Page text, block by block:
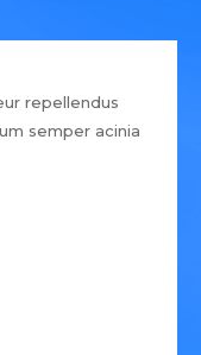
repellendus
semper acinia